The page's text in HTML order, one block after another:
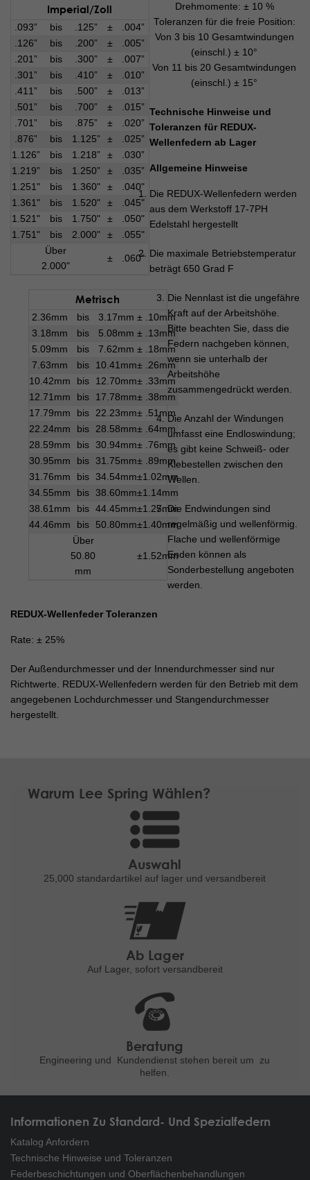
Imperial/Zoll
.093” bis .125” ±
.004”
.126”
bis .200” ±
.005”
.201”
bis .300” ±
.007”
.301”
bis .410” ±
.010”
.411”
bis .500” ±
.013”
.501”
bis .700” ±
.015”
.701”
bis .875” ±
.020”
.876”
bis 1.125” ±
.025”
1.126”
bis 1.218” ±
.030”
1.219”
bis 1.250” ±
.035”
1.251"
bis 1.360" ±
.040"
1.361"
bis 1.520" ±
.045"
1.521"
bis 1.750" ±
.050"
1.751"
bis 2.000" ±
.055"
Über
2.000"
± .060"
Metrisch
2.36mm bis 3.17mm ± .10mm
3.18mm
bis 5.08mm ± .13mm
5.09mm
bis 7.62mm ± .18mm
7.63mm
bis 10.41mm± .26mm
10.42mm
bis 12.70mm± .33mm
12.71mm
bis 17.78mm± .38mm
17.79mm
bis 22.23mm± .51mm
22.24mm
bis 28.58mm± .64mm
28.59mm
bis 30.94mm± .76mm
30.95mm
bis 31.75mm± .89mm
31.76mm
bis 34.54mm±1.02mm
34.55mm
bis 38.60mm±1.14mm
38.61mm
bis 44.45mm±1.27mm
44.46mm
bis 50.80mm±1.40mm
Über
50.80
mm
±1.52mm
Drehmomente: ± 10 %
Toleranzen für die freie Position:
Von 3 bis 10 Gesamtwindungen
(einschl.) ± 10°
Von 11 bis 20 Gesamtwindungen
(einschl.) ± 15°
Technische Hinweise und
Toleranzen für REDUX-
Wellenfedern ab Lager
Allgemeine Hinweise
Die REDUX-Wellenfedern werden
aus dem Werkstoff 17-7PH
Edelstahl hergestellt
Die maximale Betriebstemperatur
beträgt 650 Grad F
Die Nennlast ist die ungefähre
Kraft auf der Arbeitshöhe.
Bitte beachten Sie, dass die
Federn nachgeben können,
wenn sie unterhalb der
Arbeitshöhe
zusammengedrückt werden.
Die Anzahl der Windungen
umfasst eine Endloswindung;
es gibt keine Schweiß- oder
Klebestellen zwischen den
Wellen.
Die Endwindungen sind
regelmäßig und wellenförmig.
Flache und wellenförmige
Enden können als
Sonderbestellung angeboten
werden.
REDUX-Wellenfeder Toleranzen
Rate: ± 25%
Der Außendurchmesser und der Innendurchmesser sind nur
Richtwerte. REDUX-Wellenfedern werden für den Betrieb mit dem
angegebenen Lochdurchmesser und Stangendurchmesser
hergestellt.
Warum Lee Spring Wählen?
Auswahl
25,000 standardartikel auf lager und versandbereit
Ab Lager
Auf Lager, sofort versandbereit
Beratung
Engineering und Kundendienst stehen bereit um
zu
helfen.
Informationen Zu Standard- Und Spezialfedern
Katalog Anfordern
Technische Hinweise und Toleranzen
Federbeschichtungen und Oberflächenbehandlungen